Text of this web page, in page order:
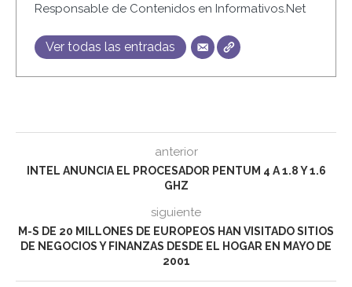
Responsable de Contenidos en Informativos.Net
Ver todas las entradas
anterior
INTEL ANUNCIA EL PROCESADOR PENTUM 4 A 1.8 Y 1.6
GHZ
siguiente
M-S DE 20 MILLONES DE EUROPEOS HAN VISITADO SITIOS
DE NEGOCIOS Y FINANZAS DESDE EL HOGAR EN MAYO DE
2001